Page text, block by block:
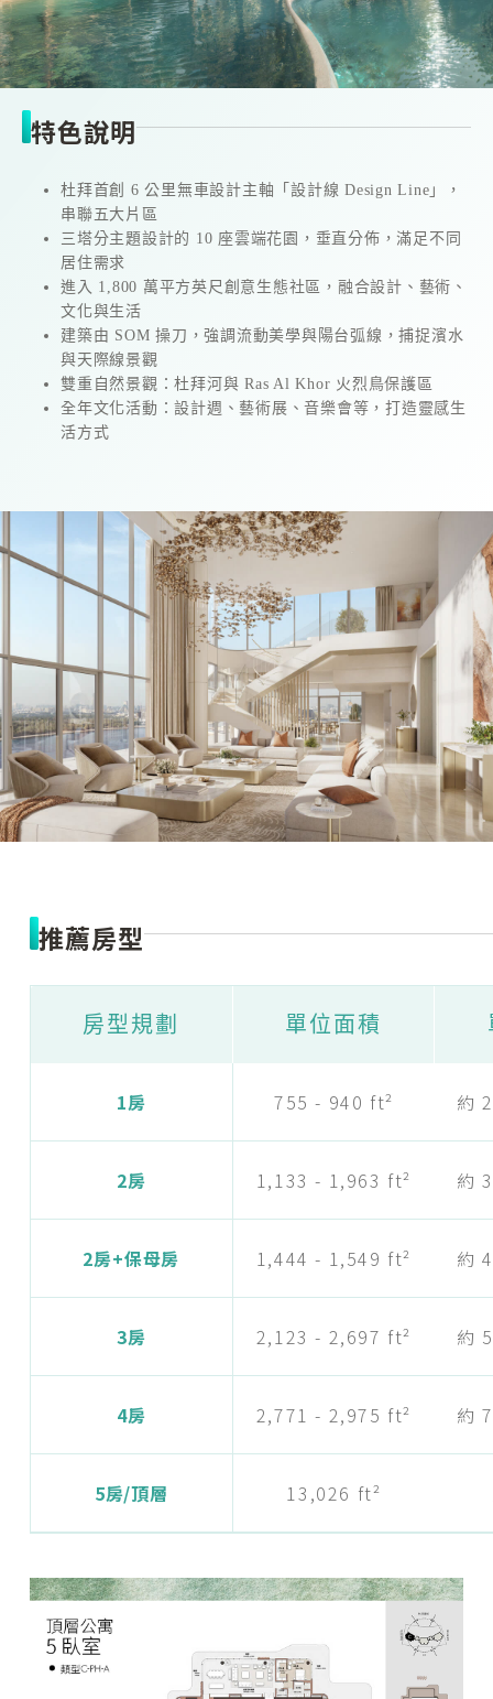
特色說明
杜拜首創 6 公里無車設計主軸「設計線 Design Line」，
串聯五大片區
三塔分主題設計的 10 座雲端花園，垂直分佈，滿足不同
居住需求
進入 1,800 萬平方英尺創意生態社區，融合設計、藝術、
文化與生活
建築由 SOM 操刀，強調流動美學與陽台弧線，捕捉濱水
與天際線景觀
雙重自然景觀：杜拜河與 Ras Al Khor 火烈鳥保護區
全年文化活動：設計週、藝術展、音樂會等，打造靈感生
活方式
推薦房型
房型規劃 單位面積
1房 755 - 940 ft² 約
2房 1,133 - 1,963 ft² 約
2房+保母房 1,444 - 1,549 ft² 約
3房 2,123 - 2,697 ft² 約
4房 2,771 - 2,975 ft² 約
5房/頂層 13,026 ft²